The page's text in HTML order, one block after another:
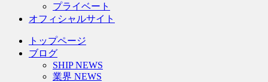
プライベート
オフィシャルサイト
トップページ
ブログ
SHIP NEWS
業界 NEWS